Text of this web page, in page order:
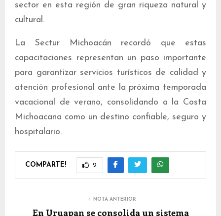
sector en esta región de gran riqueza natural y
cultural.
La Sectur Michoacán recordó que estas
capacitaciones representan un paso importante
para garantizar servicios turísticos de calidad y
atención profesional ante la próxima temporada
vacacional de verano, consolidando a la Costa
Michoacana como un destino confiable, seguro y
hospitalario.
COMPARTE! 2
NOTA ANTERIOR
En Uruapan se consolida un sistema